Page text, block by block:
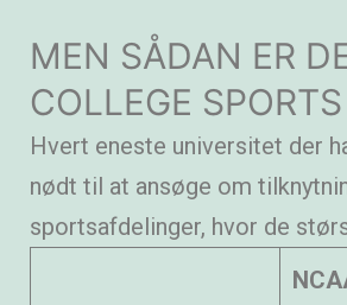
MEN SÅDAN ER
COLLEGE SPORTS
Hvert eneste universitet der
nødt til at ansøge om
sportsafdelinger, hvor de